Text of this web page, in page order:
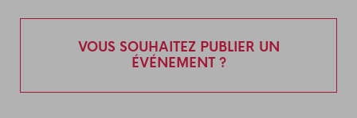
VOUS SOUHAITEZ PUBLIER UN
ÉVÉNEMENT ?